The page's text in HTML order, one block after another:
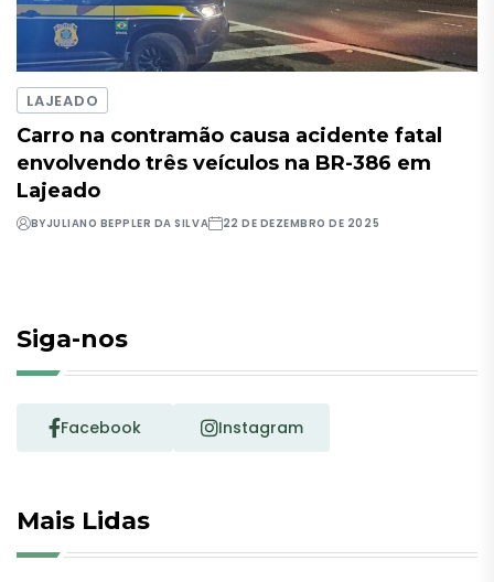
LAJEADO
Carro na contramão causa acidente fatal
envolvendo três veículos na BR-386 em
Lajeado
BYJULIANO BEPPLER DA SILVA 22 DE DEZEMBRO DE 2025
Siga-nos
Facebook Instagram
Mais Lidas